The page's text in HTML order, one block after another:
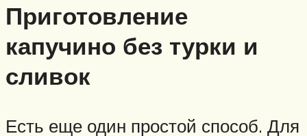
Приготовление
капучино без турки и
сливок
Есть еще один простой способ. Для